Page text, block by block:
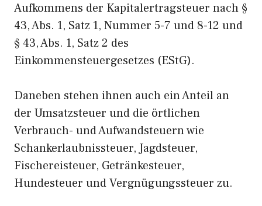
Aufkommens der Kapitalertragsteuer nach §
43, Abs. 1, Satz 1, Nummer 5-7 und 8-12 und
§ 43, Abs. 1, Satz 2 des
Einkommensteuergesetzes (EStG).
Daneben stehen ihnen auch ein Anteil an
der Umsatzsteuer und die örtlichen
Verbrauch- und Aufwandsteuern wie
Schankerlaubnissteuer, Jagdsteuer,
Fischereisteuer, Getränkesteuer,
Hundesteuer und Vergnügungssteuer zu.